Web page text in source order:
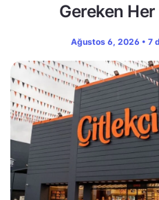
Gereken
Ağustos 6, 2026 • 7